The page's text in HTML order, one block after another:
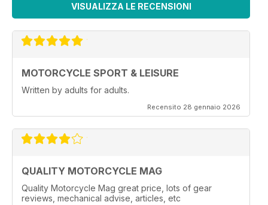
VISUALIZZA LE RECENSIONI
MOTORCYCLE SPORT & LEISURE
Written by adults for adults.
Recensito 28 gennaio 2026
QUALITY MOTORCYCLE MAG
Quality Motorcycle Mag great price, lots of gear
reviews, mechanical advise, articles, etc